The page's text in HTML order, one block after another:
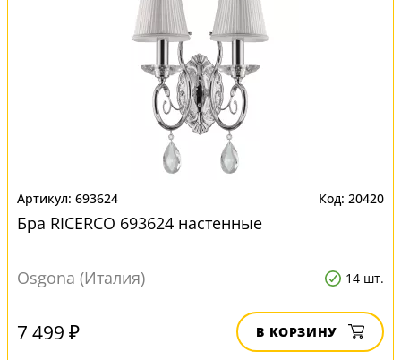
693624 20420
Бра RICERCO 693624 настенные
Osgona (Италия) 14 шт.
7 499 ₽ В КОРЗИНУ